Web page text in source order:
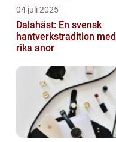
04 juli 2025
Dalahäst: En svensk
hantverkstradition med
rika anor